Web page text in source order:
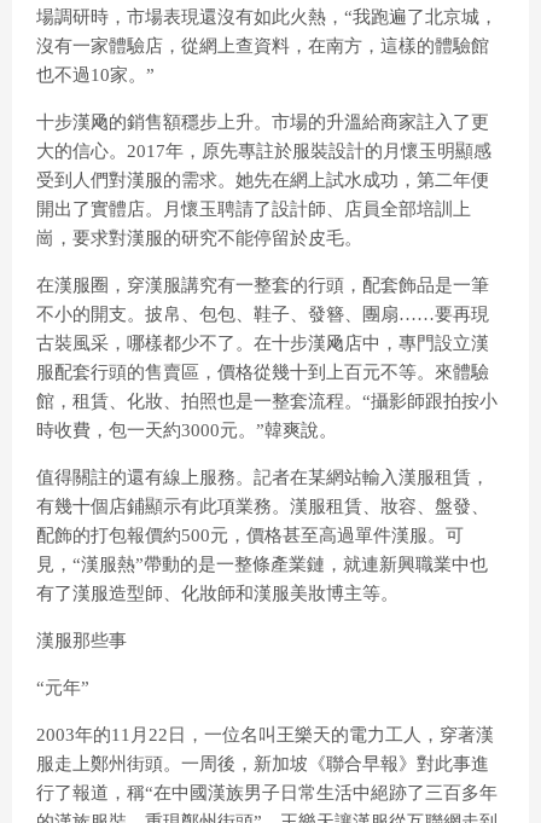
場調研時，市場表現還沒有如此火熱，“我跑遍了北京城，
沒有一家體驗店，從網上查資料，在南方，這樣的體驗館
也不過10家。”
十步漢飏的銷售額穩步上升。市場的升溫給商家註入了更
大的信心。2017年，原先專註於服裝設計的月懷玉明顯感
受到人們對漢服的需求。她先在網上試水成功，第二年便
開出了實體店。月懷玉聘請了設計師、店員全部培訓上
崗，要求對漢服的研究不能停留於皮毛。
在漢服圈，穿漢服講究有一整套的行頭，配套飾品是一筆
不小的開支。披帛、包包、鞋子、發簪、團扇……要再現
古裝風采，哪樣都少不了。在十步漢飏店中，專門設立漢
服配套行頭的售賣區，價格從幾十到上百元不等。來體驗
館，租賃、化妝、拍照也是一整套流程。“攝影師跟拍按小
時收費，包一天約3000元。”韓爽說。
值得關註的還有線上服務。記者在某網站輸入漢服租賃，
有幾十個店鋪顯示有此項業務。漢服租賃、妝容、盤發、
配飾的打包報價約500元，價格甚至高過單件漢服。可
見，“漢服熱”帶動的是一整條產業鏈，就連新興職業中也
有了漢服造型師、化妝師和漢服美妝博主等。
漢服那些事
“元年”
2003年的11月22日，一位名叫王樂天的電力工人，穿著漢
服走上鄭州街頭。一周後，新加坡《聯合早報》對此事進
行了報道，稱“在中國漢族男子日常生活中絕跡了三百多年